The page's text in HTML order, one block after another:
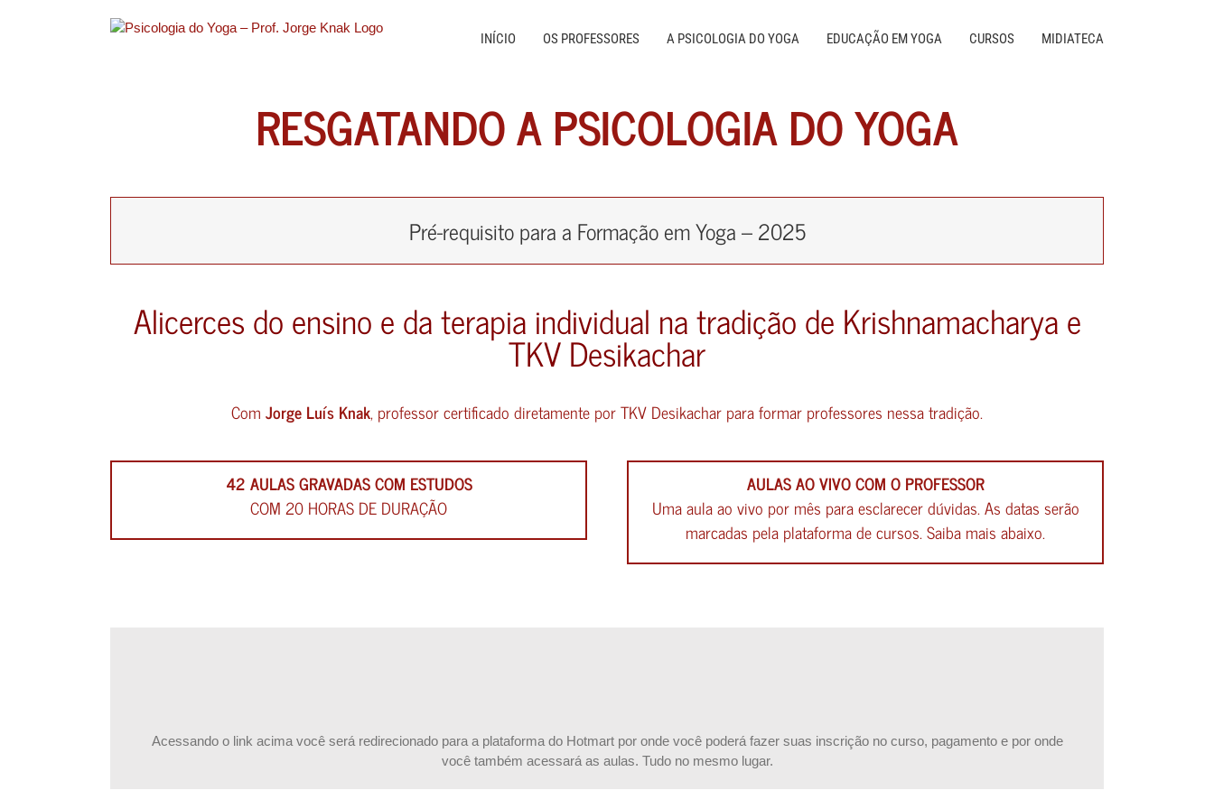
INÍCIO OS PROFESSORES A PSICOLOGIA DO YOGA EDUCAÇÃO EM YOGA CURSOS MIDIATECA
RESGATANDO A PSICOLOGIA DO YOGA
Pré-requisito para a Formação em Yoga – 2025
Alicerces do ensino e da terapia individual na tradição de Krishnamacharya e
TKV Desikachar
Com Jorge Luís Knak, professor certificado diretamente por TKV Desikachar para formar professores nessa tradição.
42 AULAS GRAVADAS COM ESTUDOS
COM 20 HORAS DE DURAÇÃO
AULAS AO VIVO COM O PROFESSOR
Uma aula ao vivo por mês para esclarecer dúvidas. As datas serão
marcadas pela plataforma de cursos. Saiba mais abaixo.
Acessando o link acima você será redirecionado para a plataforma do Hotmart por onde você poderá fazer suas inscrição no curso, pagamento e por onde
você também acessará as aulas. Tudo no mesmo lugar.